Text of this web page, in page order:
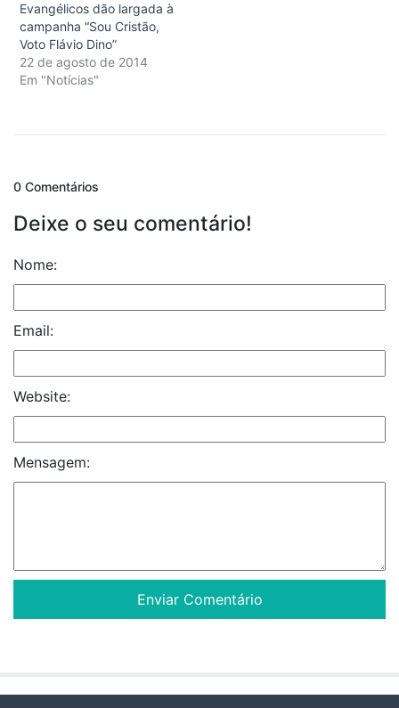
Evangélicos dão largada à
campanha “Sou Cristão,
Voto Flávio Dino”
22 de agosto de 2014
Em "Notícias"
0 Comentários
Deixe o seu comentário!
Nome:
Email:
Website:
Mensagem: